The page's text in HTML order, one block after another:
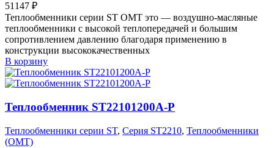
51147 ₽
Теплообменники серии ST OMT это — воздушно-масляные
теплообменники с высокой теплопередачей и большим
сопротивлением давлению благодаря применению в
конструкции высококачественных
В корзину
Теплообменник ST22101200A-P
Теплообменники серии ST, Серия ST2210, Теплообменники
(OMT)